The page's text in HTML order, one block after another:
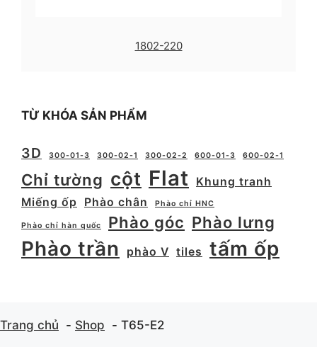
1802-220
TỪ KHÓA SẢN PHẨM
3D 300-01-3 300-02-1 300-02-2 600-01-3 600-02-1
Chỉ tường cột Flat
Khung tranh
Miếng ốp
Phào chân Phào chỉ HNC
Phào chỉ hàn quốc Phào góc Phào lưng
Phào trần phào V tiles tấm ốp
Trang chủ Shop T65-E2